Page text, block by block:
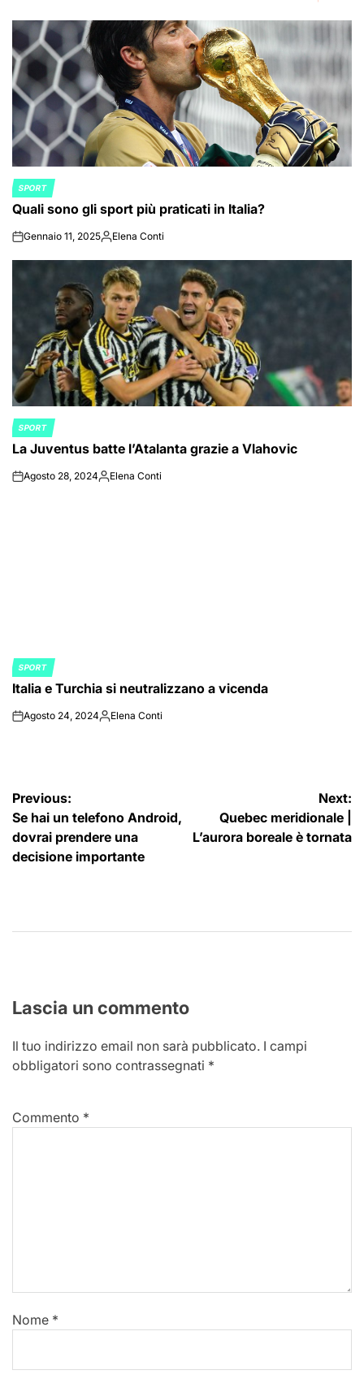
POSTED
IN
SPORT
Quali sono gli sport più praticati in Italia?
onGennaio 11, 2025Posted
Elena Conti
POSTED
IN
SPORT
La Juventus batte l’Atalanta grazie a Vlahovic
onAgosto 28, 2024Posted
Elena Conti
POSTED
IN
SPORT
Italia e Turchia si neutralizzano a vicenda
onAgosto 24, 2024Posted
Elena Conti
Navigazione
articoli
Previous:
Se hai un telefono Android,
dovrai prendere una
decisione importante
Next:
Quebec meridionale |
L’aurora boreale è tornata
Lascia un commento
Il tuo indirizzo email non sarà pubblicato. I campi
obbligatori sono contrassegnati *
Commento *
Nome *